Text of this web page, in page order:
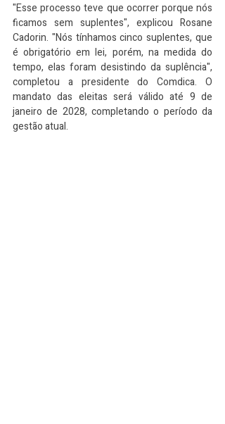
"Esse processo teve que ocorrer porque nós
ficamos sem suplentes", explicou Rosane
Cadorin. "Nós tínhamos cinco suplentes, que
é obrigatório em lei, porém, na medida do
tempo, elas foram desistindo da suplência",
completou a presidente do Comdica. O
mandato das eleitas será válido até 9 de
janeiro de 2028, completando o período da
gestão atual.